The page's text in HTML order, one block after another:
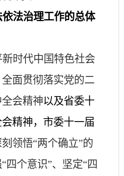
法治理工作的总体
时代中国特色社会
面贯彻落实党的二
会精神以及省委十
精神，市委十一届
刻领悟“两个确立”的
四个意识”、坚定“四